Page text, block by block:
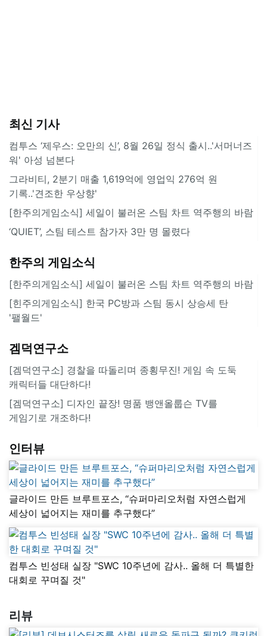
최신 기사
컴투스 ‘제우스: 오만의 신’, 8월 26일 정식 출시..'서머너즈
워' 아성 넘본다
그라비티, 2분기 매출 1,619억에 영업익 276억 원
기록..'견조한 우상향'
[한주의게임소식] 세일이 불러온 스팀 차트 역주행의 바람
‘QUIET’, 스팀 테스트 참가자 3만 명 몰렸다
한주의 게임소식
[한주의게임소식] 세일이 불러온 스팀 차트 역주행의 바람
[힌주의게임소식] 한국 PC방과 스팀 동시 상승세 탄
'팰월드'
겜덕연구소
[겜덕연구소] 경찰을 따돌리며 종횡무진! 게임 속 도둑
캐릭터들 대단하다!
[겜덕연구소] 디자인 끝장! 명품 뱅앤올룹슨 TV를
게임기로 개조하다!
인터뷰
글라이드 만든 브루트포스, “슈퍼마리오처럼 자연스럽게
세상이 넓어지는 재미를 추구했다”
컴투스 빈성태 실장 "SWC 10주년에 감사.. 올해 더 특별한
대회로 꾸며질 것"
리뷰